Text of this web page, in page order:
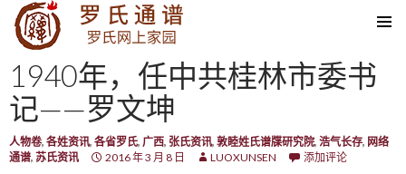
SKIP TO CONTENT
1940年，任中共桂林市委书
记——罗文坤
人物卷, 各姓资讯, 各省罗氏, 广西, 张氏资讯, 敦睦姓氏谱牒研究院, 浩气长存, 网络
通谱, 苏氏资讯 2016 年 3 月 8 日 LUOXUNSEN 添加评论